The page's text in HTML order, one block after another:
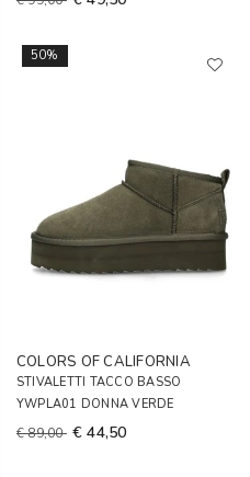
50%
COLORS OF CALIFORNIA
STIVALETTI TACCO BASSO
YWPLA01 DONNA VERDE
€ 89,00 € 44,50